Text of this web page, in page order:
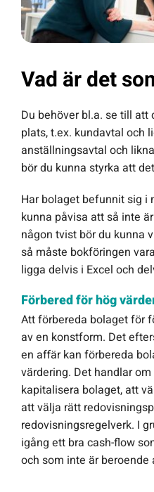
Vad är det
Du behöver bl.a. se till att
plats, t.ex. kundavtal och
anställningsavtal och
bör du kunna styrka att
Har bolaget befunnit sig i
kunna påvisa att så inte
någon tvist bör du kunna
så måste bokföringen
ligga delvis i Excel och
Förbered för hög
Att förbereda bolaget för
av en konstform. Det
en affär kan förbereda
värdering. Det handlar
kapitalisera bolaget, att
att välja rätt
redovisningsregelverk. I
igång ett bra cash-flow
och som inte är beroende